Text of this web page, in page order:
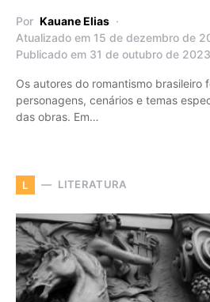
Por Kauane Elias
Atualizado em 15 de dezembro de
Publicado em 31 de outubro de 2023
Os autores do romantismo brasileiro
personagens, cenários e temas
das obras. Em…
L LITERATURA